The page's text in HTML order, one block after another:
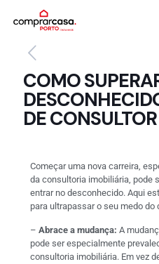
COMO
DE
Começar uma nova carreira,
da consultoria imobiliária, pode
entrar no desconhecido. Aqui
para ultrapassar o seu medo
– Abrace a mudança: A
pode ser especialmente
consultoria imobiliária. Em vez